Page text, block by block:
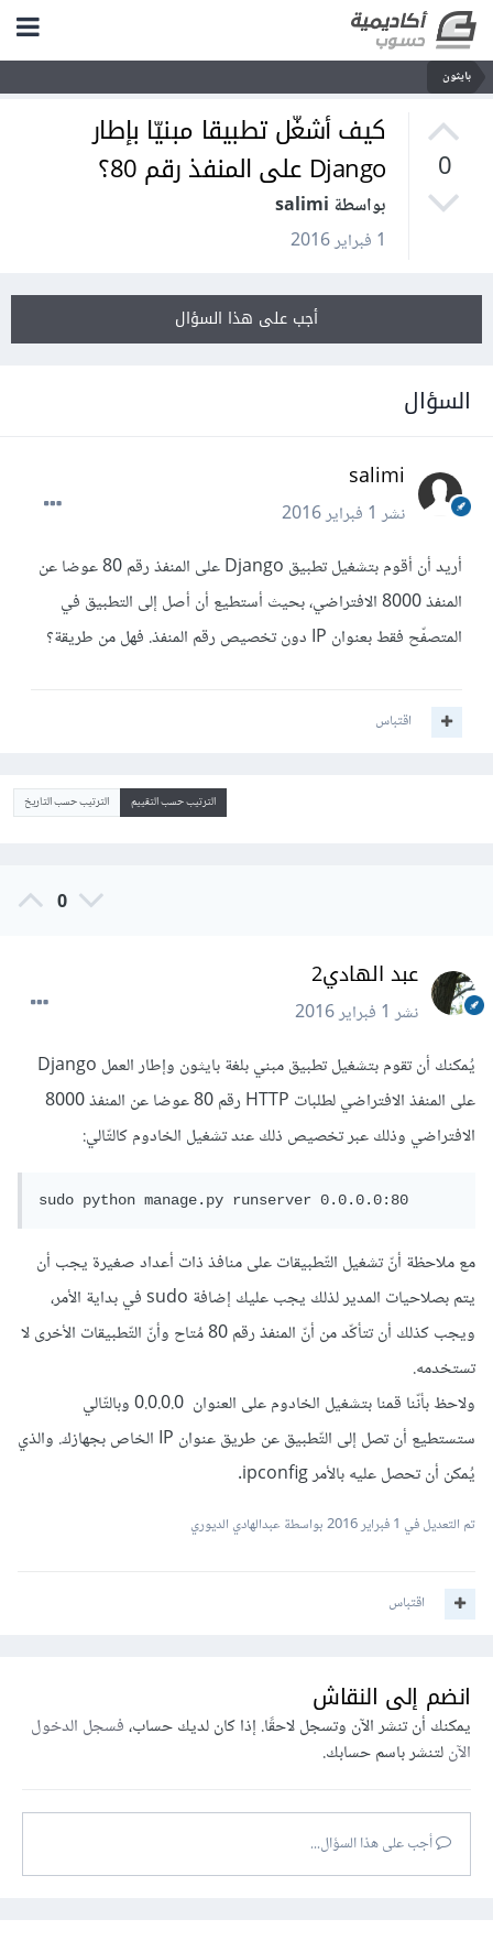
بايثون
0
كيف أشغّل تطبيقا مبنيّا بإطار
Django على المنفذ رقم 80؟
بواسطة salimi
1 فبراير 2016
أجب على هذا السؤال
السؤال
salimi
نشر1 فبراير 2016
أريد أن أقوم بتشغيل تطبيق Django على المنفذ رقم 80 عوضا عن
المنفذ 8000 الافتراضي، بحيث أستطيع أن أصل إلى التطبيق في
المتصفّح فقط بعنوان IP دون تخصيص رقم المنفذ. فهل من طريقة؟
اقتباس
الترتيب حسب التقييم الترتيب حسب التاريخ
0
عبد الهادي2
نشر1 فبراير 2016
يُمكنك أن تقوم بتشغيل تطبيق مبني بلغة بايثون وإطار العمل Django
على المنفذ الافتراضي لطلبات HTTP رقم 80 عوضا عن المنفذ 8000
الافتراضي وذلك عبر تخصيص ذلك عند تشغيل الخادوم كالتّالي:
مع ملاحظة أنّ تشغيل التّطبيقات على منافذ ذات أعداد صغيرة يجب أن
يتم بصلاحيات المدير لذلك يجب عليك إضافة sudo في بداية الأمر،
ويجب كذلك أن تتأكّد من أنّ المنفذ رقم 80 مُتاح وأنّ التّطبيقات الأخرى لا
تستخدمه.
ولاحظ بأنّنا قمنا بتشغيل الخادوم على العنوان 0.0.0.0 وبالتّالي
ستستطيع أن تصل إلى التّطبيق عن طريق عنوان IP الخاص بجهازك. والذي
يُمكن أن تحصل عليه بالأمر ipconfig.
تم التعديل في 1 فبراير 2016 بواسطة عبدالهادي الديوري
اقتباس
انضم إلى النقاش
يمكنك أن تنشر الآن وتسجل لاحقًا. إذا كان لديك حساب،فسجل الدخول
الآنلتنشر باسم حسابك.
أجب على هذا السؤال...